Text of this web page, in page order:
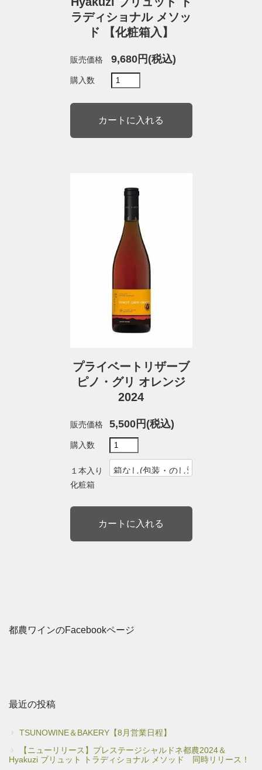
ラディショナル メソッ
ド 【化粧箱入】
販売価格 9,680円(税込)
購入数
プライベートリザーブ
ピノ・グリ オレンジ
2024
販売価格 5,500円(税込)
購入数
１本入り
化粧箱
都農ワインのFacebookページ
最近の投稿
TSUNOWINE＆BAKERY【8月営業日程】
【ニューリリース】プレステージシャルドネ都農2024＆
Hyakuzi ブリュット トラディショナル メソッド 同時リリース！